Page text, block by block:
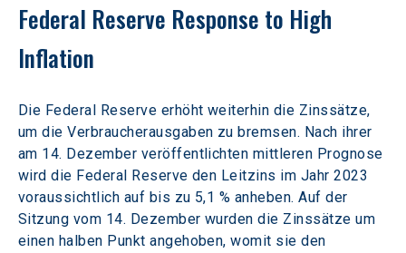
Federal Reserve Response to High
Inflation
Die Federal Reserve erhöht weiterhin die Zinssätze,
um die Verbraucherausgaben zu bremsen. Nach ihrer
am 14. Dezember veröffentlichten mittleren Prognose
wird die Federal Reserve den Leitzins im Jahr 2023
voraussichtlich auf bis zu 5,1 % anheben. Auf der
Sitzung vom 14. Dezember wurden die Zinssätze um
einen halben Punkt angehoben, womit sie den